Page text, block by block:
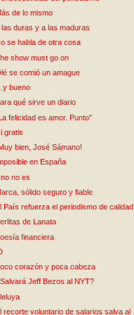
de lo mismo
las duras y a las maduras
se habla de otra cosa
show must go on
se comió un amague
…y bueno
qué sirve un diario
felicidad es amor. Punto"
gratis
bien, José Sámano!
en España
no es
sólido seguro y fiable
País refuerza el periodismo de calidad
de Lanata
financiera
corazón y poca cabeza
Jeff Bezos al NYT?
recorte voluntario de salarios salva al